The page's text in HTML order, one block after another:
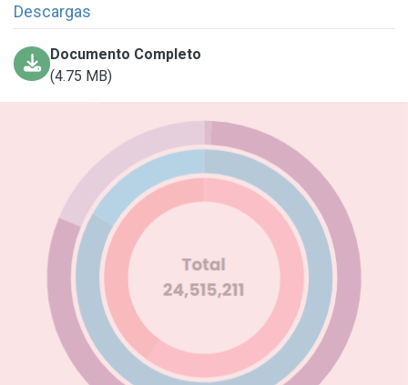
Descargas
Documento Completo
(4.75 MB)